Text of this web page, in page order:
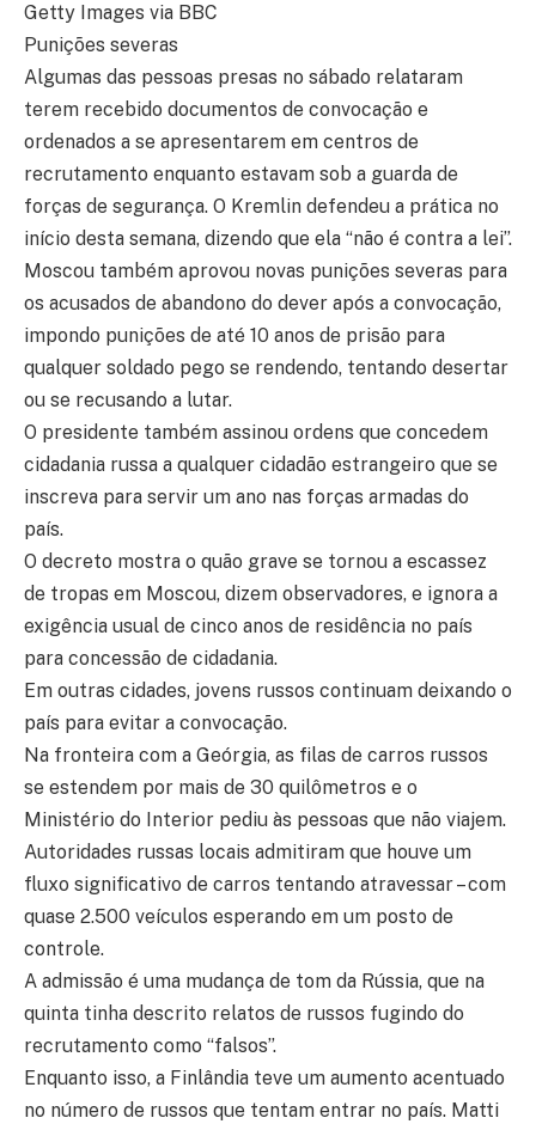
Getty Images via BBC
Punições severas
Algumas das pessoas presas no sábado relataram
terem recebido documentos de convocação e
ordenados a se apresentarem em centros de
recrutamento enquanto estavam sob a guarda de
forças de segurança. O Kremlin defendeu a prática no
início desta semana, dizendo que ela “não é contra a lei”.
Moscou também aprovou novas punições severas para
os acusados ​​de abandono do dever após a convocação,
impondo punições de até 10 anos de prisão para
qualquer soldado pego se rendendo, tentando desertar
ou se recusando a lutar.
O presidente também assinou ordens que concedem
cidadania russa a qualquer cidadão estrangeiro que se
inscreva para servir um ano nas forças armadas do
país.
O decreto mostra o quão grave se tornou a escassez
de tropas em Moscou, dizem observadores, e ignora a
exigência usual de cinco anos de residência no país
para concessão de cidadania.
Em outras cidades, jovens russos continuam deixando o
país para evitar a convocação.
Na fronteira com a Geórgia, as filas de carros russos
se estendem por mais de 30 quilômetros e o
Ministério do Interior pediu às pessoas que não viajem.
Autoridades russas locais admitiram que houve um
fluxo significativo de carros tentando atravessar – com
quase 2.500 veículos esperando em um posto de
controle.
A admissão é uma mudança de tom da Rússia, que na
quinta tinha descrito relatos de russos fugindo do
recrutamento como “falsos”.
Enquanto isso, a Finlândia teve um aumento acentuado
no número de russos que tentam entrar no país. Matti